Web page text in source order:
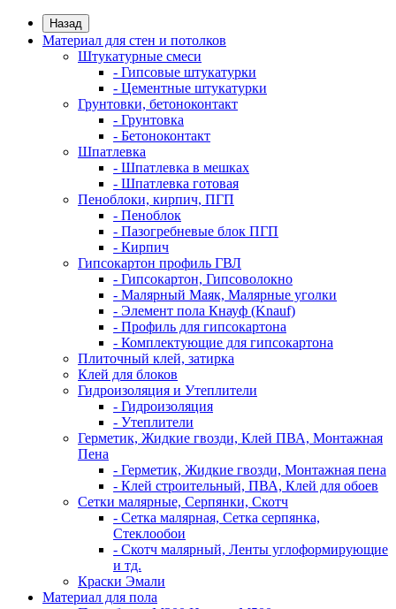
Назад
Материал для стен и потолков
Штукатурные смеси
- Гипсовые штукатурки
- Цементные штукатурки
Грунтовки, бетоноконтакт
- Грунтовка
- Бетоноконтакт
Шпатлевка
- Шпатлевка в мешках
- Шпатлевка готовая
Пеноблоки, кирпич, ПГП
- Пеноблок
- Пазогребневые блок ПГП
- Кирпич
Гипсокартон профиль ГВЛ
- Гипсокартон, Гипсоволокно
- Малярный Маяк, Малярные уголки
- Элемент пола Кнауф (Knauf)
- Профиль для гипсокартона
- Комплектующие для гипсокартона
Плиточный клей, затирка
Клей для блоков
Гидроизоляция и Утеплители
- Гидроизоляция
- Утеплители
Герметик, Жидкие гвозди, Клей ПВА, Монтажная
Пена
- Герметик, Жидкие гвозди, Монтажная пена
- Клей строительный, ПВА, Клей для обоев
Сетки малярные, Серпянки, Скотч
- Сетка малярная, Сетка серпянка,
Стеклообои
- Скотч малярный, Ленты углоформирующие
и тд.
Краски Эмали
Материал для пола